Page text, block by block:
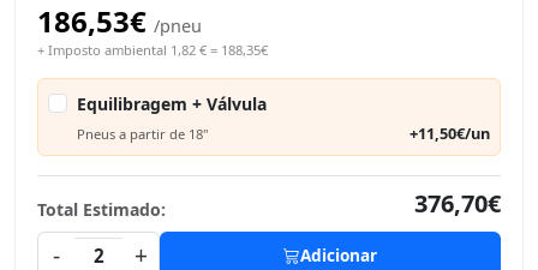
186,53€ /pneu
+ Imposto ambiental 1,82 € = 188,35€
Equilibragem + Válvula
Pneus a partir de 18" +11,50€/un
Total Estimado:
376,70€
-
2 + Adicionar